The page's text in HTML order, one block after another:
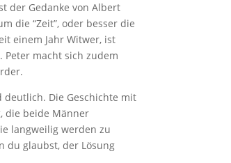
der Gedanke von Albert
die “Zeit”, oder besser die
einem Jahr Witwer, ist
macht sich zudem
Die Geschichte mit
die beide Männer
langweilig werden zu
du glaubst, der Lösung